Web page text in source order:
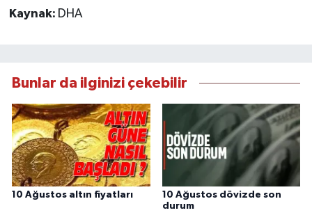
Kaynak: DHA
Bunlar da ilginizi çekebilir
10 Ağustos altın fiyatları
10 Ağustos dövizde son
durum